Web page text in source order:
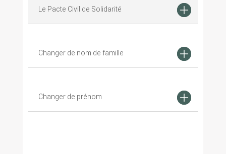
Le Pacte Civil de Solidarité
Changer de nom de famille
Changer de prénom